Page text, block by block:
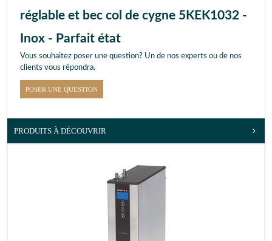
réglable et bec col de cygne 5KEK1032 -
Inox - Parfait état
Vous souhaitez poser une question? Un de nos experts ou de nos
clients vous répondra.
POSER UNE QUESTION
PRODUITS À DÉCOUVRIR